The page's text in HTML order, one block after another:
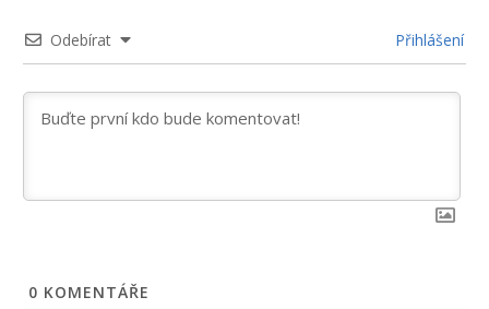
Odebírat Přihlášení
0 KOMENTÁŘE